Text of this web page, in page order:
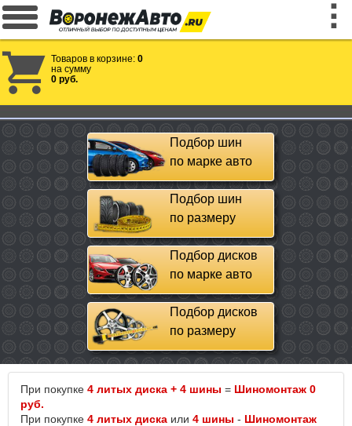
Товаров в корзине: 0
на сумму
0 руб.
Подбор шин
по марке авто
Подбор шин
по размеру
Подбор дисков
по марке авто
Подбор дисков
по размеру
При покупке 4 литых диска + 4 шины = Шиномонтаж 0
руб.
При покупке 4 литых диска или 4 шины - Шиномонтаж